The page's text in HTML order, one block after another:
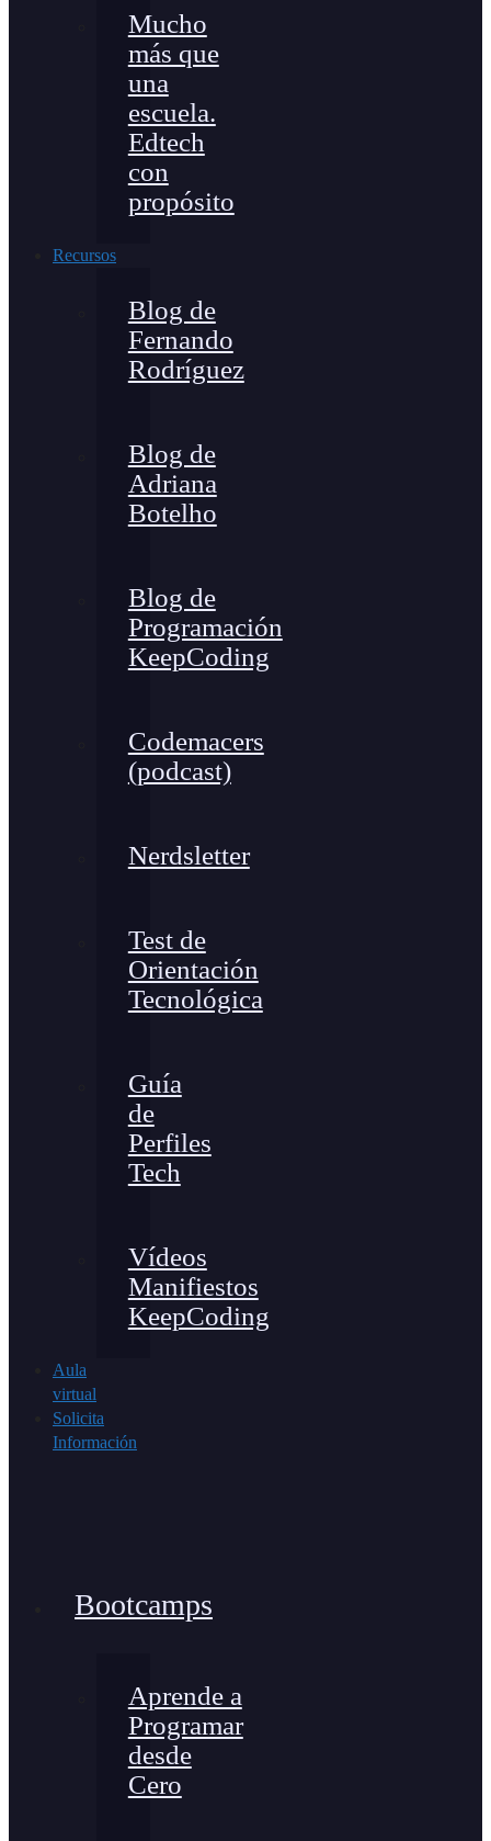
Mucho
más que
una
escuela.
Edtech
con
propósito
Recursos
Blog de
Fernando
Rodríguez
Blog de
Adriana
Botelho
Blog de
Programación
KeepCoding
Codemacers
(podcast)
Nerdsletter
Test de
Orientación
Tecnológica
Guía
de
Perfiles
Tech
Vídeos
Manifiestos
KeepCoding
Aula
virtual
Solicita
Información
Bootcamps
Aprende a
Programar
desde
Cero